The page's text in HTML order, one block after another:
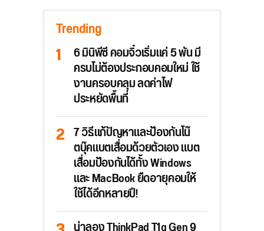
Trending
6 มินิพีซี คอมจิ๋วเริ่มแค่ 5 พัน มี
ครบไม่ต้องประกอบคอมใหม่ ใช้
งานครอบคลุม ลดค่าไฟ
ประหยัดพื้นที่
7 วิธีแก้ปัญหาและป้องกันโน๊
ตบุ๊คแบตเสื่อมด้วยตัวเอง แบต
เสื่อมป้องกันได้ทั้ง Windows
และ MacBook ยืดอายุคอมให้
ใช้ได้อีกหลายปี!